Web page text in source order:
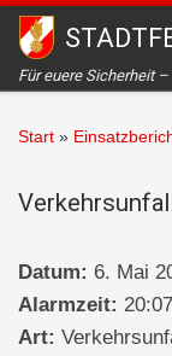
Zum Inhalt
Für euere Sicherheit
Start »
Datum: 6. Mai
Alarmzeit: 20:07
Art: